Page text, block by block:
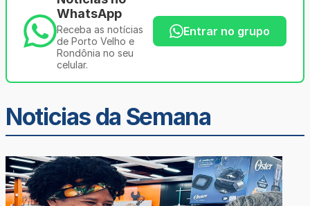
WhatsApp
Receba as notícias
de Porto Velho e
Rondônia no seu
celular.
Entrar no grupo
Noticias da Semana